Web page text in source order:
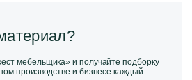
мебельщика» и получайте подборку
производстве и бизнесе каждый